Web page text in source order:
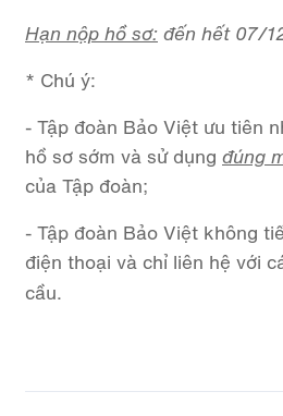
Hạn nộp hồ sơ: đến hết 07/
* Chú ý:
- Tập đoàn Bảo Việt ưu tiên
hồ sơ sớm và sử dụng đúng
của Tập đoàn;
- Tập đoàn Bảo Việt không
điện thoại và chỉ liên hệ với
cầu.